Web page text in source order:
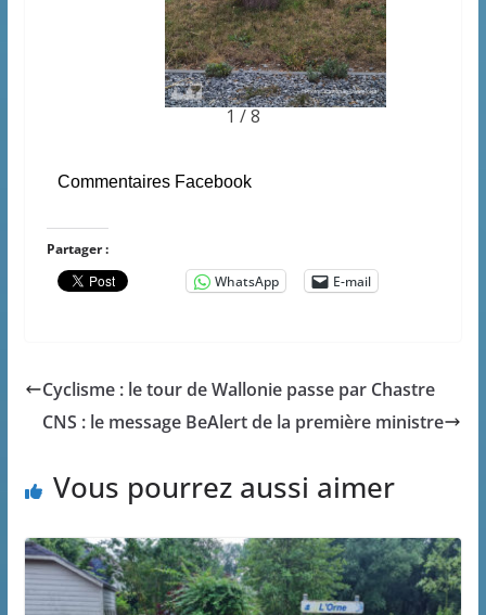
1 / 8
Commentaires Facebook
Partager :
WhatsApp
E-mail
Cyclisme : le tour de Wallonie passe par Chastre
CNS : le message BeAlert de la première ministre
Vous pourrez aussi aimer